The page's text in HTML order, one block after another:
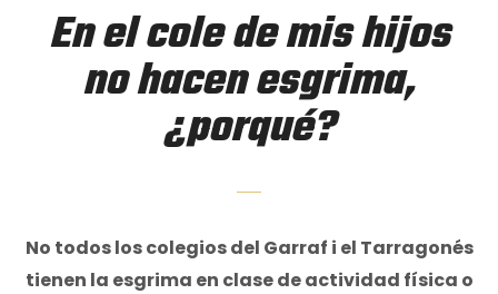
En el cole de mis hijos
no hacen esgrima,
¿porqué?
No todos los colegios del Garraf i el Tarragonés
tienen la esgrima en clase de actividad física o